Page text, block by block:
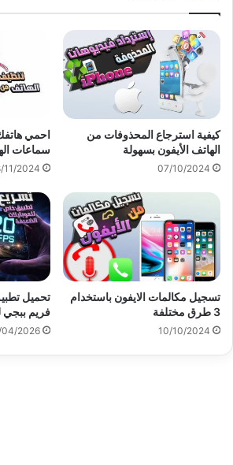
كيفية استرجاع المحذوفات من
الهاتف الأيفون بسهولة
07/10/2024
احمي
سماعات
11/2024
تسجيل مكالمات الايفون باستخدام
3 طرق مختلفة
10/10/2024
فريم ببجي
2026